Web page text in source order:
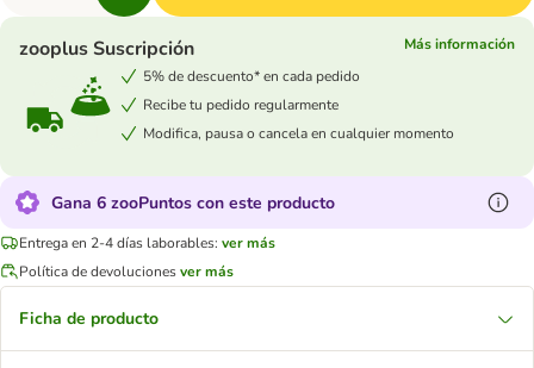
zooplus Suscripción
Más información
5% de descuento* en cada pedido
Recibe tu pedido regularmente
Modifica, pausa o cancela en cualquier momento
Gana 6 zooPuntos con este producto
Entrega en 2-4 días laborables: ver más
Política de devolucionesver más
Ficha de producto